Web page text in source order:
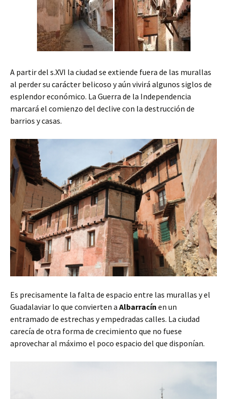
A partir del s.XVI la ciudad se extiende fuera de las murallas
al perder su carácter belicoso y aún vivirá algunos siglos de
esplendor económico. La Guerra de la Independencia
marcará el comienzo del declive con la destrucción de
barrios y casas.
Es precisamente la falta de espacio entre las murallas y el
Guadalaviar lo que convierten a Albarracín en un
entramado de estrechas y empedradas calles. La ciudad
carecía de otra forma de crecimiento que no fuese
aprovechar al máximo el poco espacio del que disponían.